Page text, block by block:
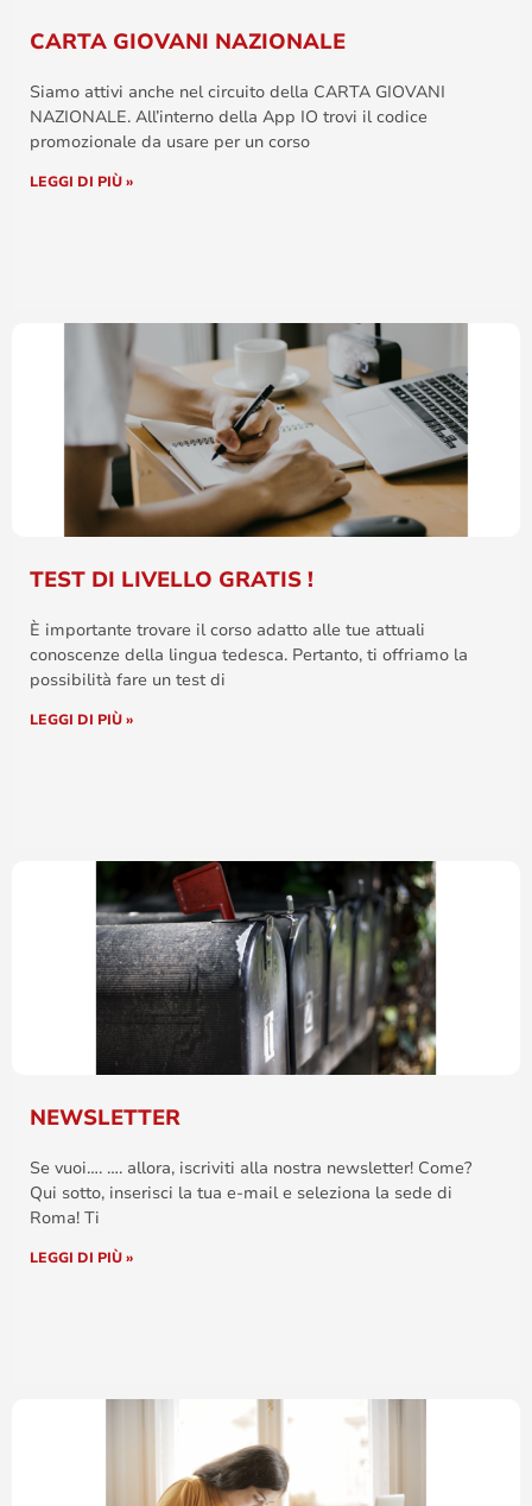
CARTA GIOVANI NAZIONALE
Siamo attivi anche nel circuito della CARTA GIOVANI
NAZIONALE. All’interno della App IO trovi il codice
promozionale da usare per un corso
LEGGI DI PIÙ »
TEST DI LIVELLO GRATIS !
È importante trovare il corso adatto alle tue attuali
conoscenze della lingua tedesca. Pertanto, ti offriamo la
possibilità fare un test di
LEGGI DI PIÙ »
NEWSLETTER
Se vuoi…. …. allora, iscriviti alla nostra newsletter! Come?
Qui sotto, inserisci la tua e-mail e seleziona la sede di
Roma! Ti
LEGGI DI PIÙ »